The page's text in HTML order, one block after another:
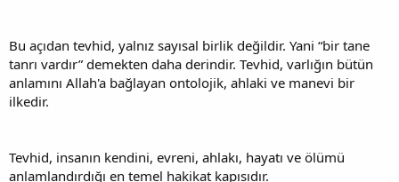
Bu açıdan tevhid, yalnız sayısal birlik değildir. Yani “bir tane
tanrı vardır” demekten daha derindir. Tevhid, varlığın bütün
anlamını Allah'a bağlayan ontolojik, ahlaki ve manevi bir
ilkedir.
Tevhid, insanın kendini, evreni, ahlakı, hayatı ve ölümü
anlamlandırdığı en temel hakikat kapısıdır.